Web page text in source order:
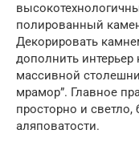
полированный
Декорировать
дополнить интерьер
массивной
мрамор”. Главное
просторно и светло,
аляповатости.